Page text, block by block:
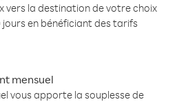
vers la destination de votre choix
jours en bénéficiant des tarifs
mensuel
vous apporte la souplesse de